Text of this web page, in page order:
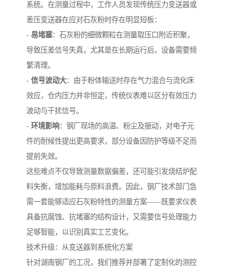
系统。在测量过程中，工作人员发现传统压力变送器或
差压变送器在应对石灰粉时存在明显短板：
- 易堵塞：石灰粉的细微颗粒在测量取压口附近积聚，
导致压差信号失真，尤其是在长期运行后，设备需要频
繁清理。
- 信号波动大：由于粉体输送时存在气力混合与流化床
效应，仓内压力并非恒定，传统仪表难以区分有效压力
波动与干扰信号。
- 环境影响：钢厂现场的高温、粉尘及振动，对电子元
件的耐候性提出更高要求，部分设备因防护等级不足而
提前失效。
这些难点不仅导致测量数据偏差，还可能引发烧结炉配
料失衡，增加能耗与原料浪费。因此，钢厂技术部门急
需一套能够适应石灰粉特性的测量方案——既要求仪表
具备抗腐蚀、抗堵塞的结构设计，又需要信号处理能力
足够智能，以识别真实工艺变化。
技术升级：从变送器到系统化方案
针对湖南钢厂的工况，我们推荐并部署了定制化的测控